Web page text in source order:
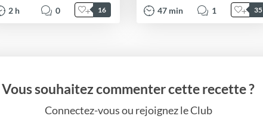
2 h 0 16 47 min 1 35
Vous souhaitez commenter cette recette ?
Connectez-vous ou rejoignez le Club